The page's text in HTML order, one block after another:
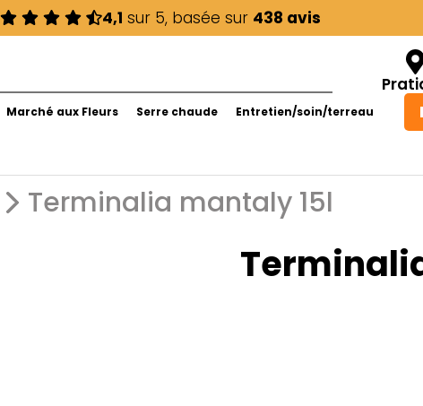
4,1 sur 5, basée sur 438 avis
Marché aux Fleurs Serre chaude Entretien/soin/terreau
Terminalia mantaly 15l